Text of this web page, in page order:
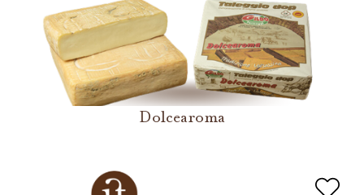
Dolcearoma